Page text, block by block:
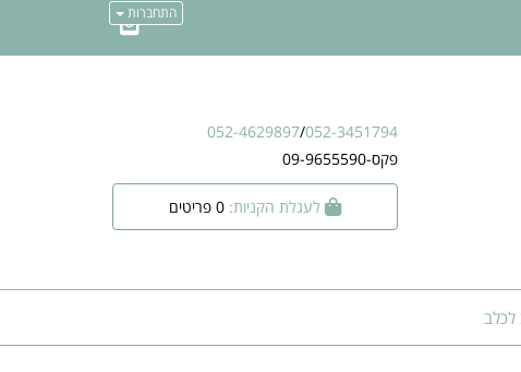
התחברות
052-4629897/052-3451794
פקס-09-9655590
0
לכלב